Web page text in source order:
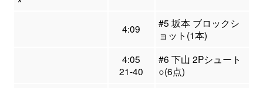
4:09
#5 坂本 ブロックシ
ョット(1本)
4:05
21-40
#6 下山 2Pシュート
○(6点)